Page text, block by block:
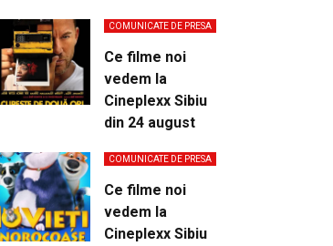
COMUNICATE DE PRESA
Ce filme noi
vedem la
Cineplexx Sibiu
din 24 august
COMUNICATE DE PRESA
Ce filme noi
vedem la
Cineplexx Sibiu